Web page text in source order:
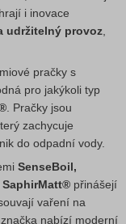
i inovace
udržitelný provoz
pračky s
pro jakýkoli typ
. Pračky jsou
zachycuje
do odpadní vody.
SenseBoil,
přinášejí
vaření na
nabízí moderní